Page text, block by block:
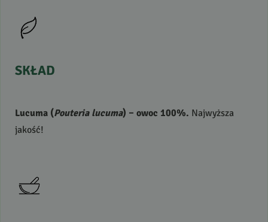
SKŁAD
Lucuma (Pouteria lucuma) – owoc 100%. Najwyższa
jakość!